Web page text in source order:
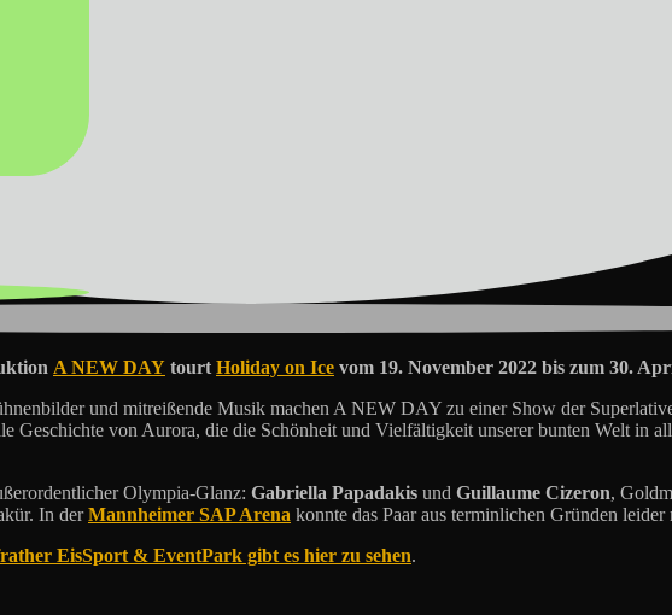
A NEW DAY tourt Holiday on Ice vom 19. November 2022 bis zum 30.
und mitreißende Musik machen A NEW DAY zu einer Show der
Geschichte von Aurora, die die Schönheit und Vielfältigkeit unserer bunten Welt in
Olympia-Glanz: Gabriella Papadakis und Guillaume Cizeron,
In derMannheimer SAP Arena konnte das Paar aus terminlichen Gründen leider
EisSport & EventPark gibt es hier zu sehen.